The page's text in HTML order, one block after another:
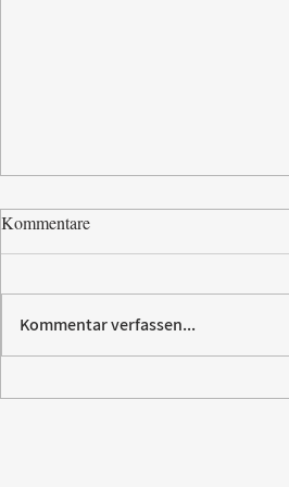
Kommentare
Kommentar verfassen...